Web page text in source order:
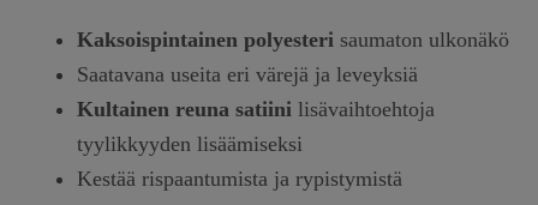
Kaksoispintainen polyesteri saumaton ulkonäkö
Saatavana useita eri värejä ja leveyksiä
Kultainen reuna satiini lisävaihtoehtoja
tyylikkyyden lisäämiseksi
Kestää rispaantumista ja rypistymistä